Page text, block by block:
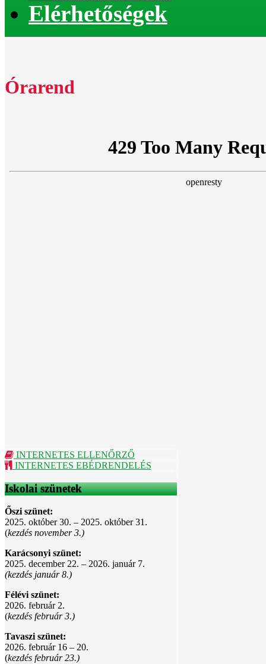
Elérhetőségek
Órarend
INTERNETES ELLENŐRZŐ
INTERNETES EBÉDRENDELÉS
Iskolai szünetek
Őszi szünet:
2025. október 30. – 2025. október 31.
(kezdés november 3.)
Karácsonyi szünet:
2025. december 22. – 2026. január 7.
(kezdés január 8.)
Félévi szünet:
2026. február 2.
(kezdés február 3.)
Tavaszi szünet:
2026. február 16 – 20.
(kezdés február 23.)